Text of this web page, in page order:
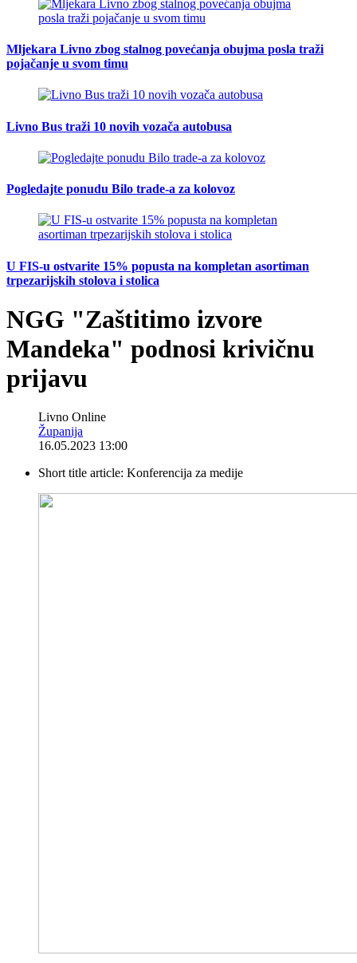
Mljekara Livno zbog stalnog povećanja obujma posla traži
pojačanje u svom timu
Livno Bus traži 10 novih vozača autobusa
Pogledajte ponudu Bilo trade-a za kolovoz
U FIS-u ostvarite 15% popusta na kompletan asortiman
trpezarijskih stolova i stolica
NGG "Zaštitimo izvore
Mandeka" podnosi krivičnu
prijavu
Livno Online
Županija
16.05.2023 13:00
Short title article: Konferencija za medije